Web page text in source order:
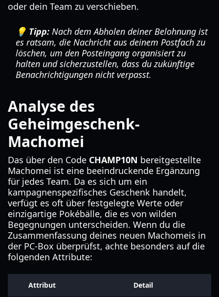
oder dein Team zu verschieben.
💡 Tipp: Nach dem Abholen deiner Belohnung ist
es ratsam, die Nachricht aus deinem Postfach zu
löschen, um den Posteingang organisiert zu
halten und sicherzustellen, dass du zukünftige
Benachrichtigungen nicht verpasst.
Analyse des
Geheimgeschenk-
Machomei
Das über den Code CHAMP10N bereitgestellte
Machomei ist eine beeindruckende Ergänzung
für jedes Team. Da es sich um ein
kampagnenspezifisches Geschenk handelt,
verfügt es oft über festgelegte Werte oder
einzigartige Pokébälle, die es von wilden
Begegnungen unterscheiden. Wenn du die
Zusammenfassung deines neuen Machomeis in
der PC-Box überprüfst, achte besonders auf die
folgenden Attribute:
Attribut Detail